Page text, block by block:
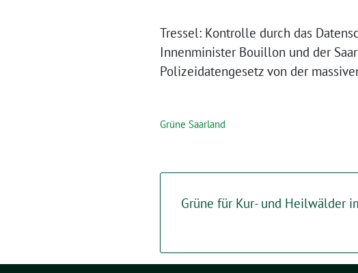
Tressel: Kontrolle durch das
Innenminister Bouillon und der
Polizeidatengesetz von der
Grüne Saarland
Grüne für Kur- und Heilwälder